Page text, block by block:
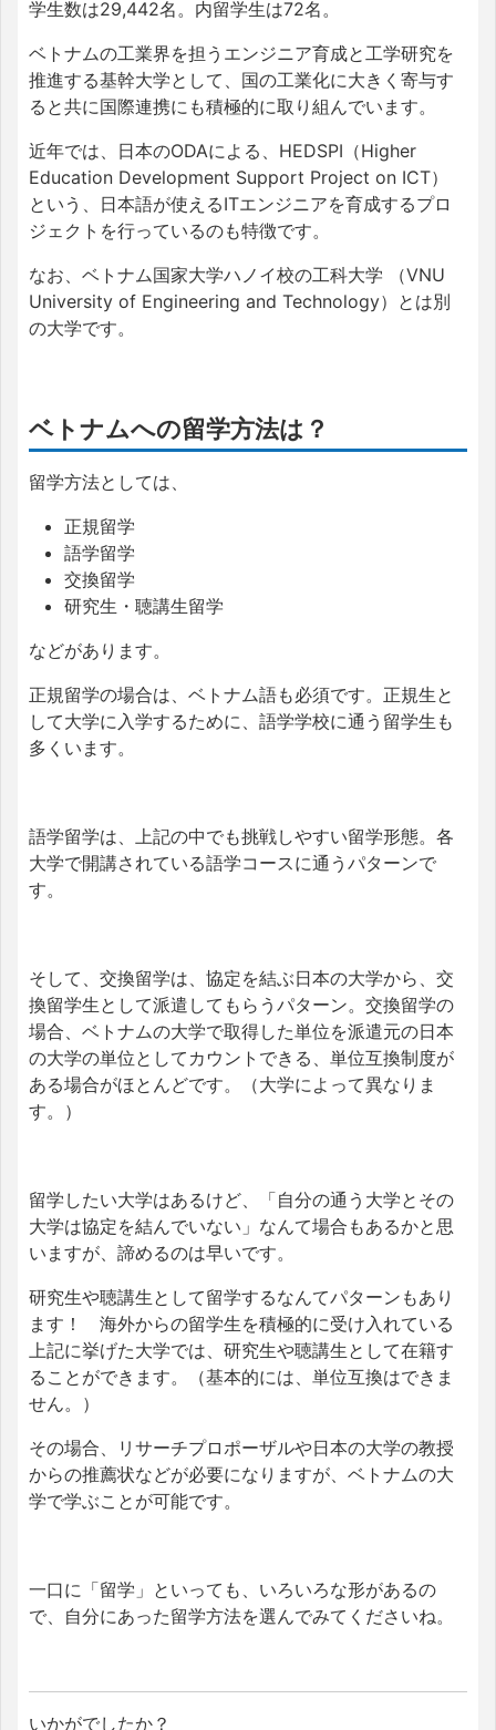
学生数は29,442名。内留学生は72名。
ベトナムの工業界を担うエンジニア育成と工学研究を
推進する基幹大学として、国の工業化に大きく寄与す
ると共に国際連携にも積極的に取り組んでいます。
近年では、日本のODAによる、HEDSPI（Higher
Education Development Support Project on ICT）
という、日本語が使えるITエンジニアを育成するプロ
ジェクトを行っているのも特徴です。
なお、ベトナム国家大学ハノイ校の工科大学 （VNU
University of Engineering and Technology）とは別
の大学です。
ベトナムへの留学方法は？
留学方法としては、
正規留学
語学留学
交換留学
研究生・聴講生留学
などがあります。
正規留学の場合は、ベトナム語も必須です。正規生と
して大学に入学するために、語学学校に通う留学生も
多くいます。
語学留学は、上記の中でも挑戦しやすい留学形態。各
大学で開講されている語学コースに通うパターンで
す。
そして、交換留学は、協定を結ぶ日本の大学から、交
換留学生として派遣してもらうパターン。交換留学の
場合、ベトナムの大学で取得した単位を派遣元の日本
の大学の単位としてカウントできる、単位互換制度が
ある場合がほとんどです。（大学によって異なりま
す。）
留学したい大学はあるけど、「自分の通う大学とその
大学は協定を結んでいない」なんて場合もあるかと思
いますが、諦めるのは早いです。
研究生や聴講生として留学するなんてパターンもあり
ます！ 海外からの留学生を積極的に受け入れている
上記に挙げた大学では、研究生や聴講生として在籍す
ることができます。（基本的には、単位互換はできま
せん。）
その場合、リサーチプロポーザルや日本の大学の教授
からの推薦状などが必要になりますが、ベトナムの大
学で学ぶことが可能です。
一口に「留学」といっても、いろいろな形があるの
で、自分にあった留学方法を選んでみてくださいね。
いかがでしたか？